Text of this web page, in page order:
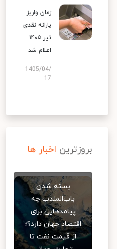
زمان واریز
یارانه نقدی
تیر ۱۴۰۵
اعلام شد
1405/04/
17
بروزترین اخبار ها
بسته شدن
باب‌المندب چه
پیامدهایی برای
اقتصاد جهان دارد؟؛
از قیمت نفت تا